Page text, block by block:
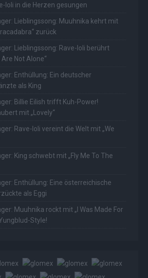
Ioli in die Herzen gesungen
Lieblingssong: Muuhnika kehrt mit
zurück
Lieblingssong: Rave-Ioli berührt
Not Alone“
Enthüllung: Ein deutscher
als King
Billie Eilish trifft Kuh-Power!
mit „Lovely“
Rave-Ioli vereint die Welt mit „We
King schwebt mit „Fly Me To The
Enthüllung: Eine österreichische
als Eggi
Muuhnika rockt mit „I Was Made For
Style!